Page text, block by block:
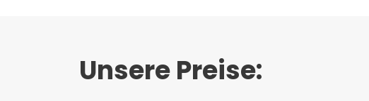
Unsere Preise: